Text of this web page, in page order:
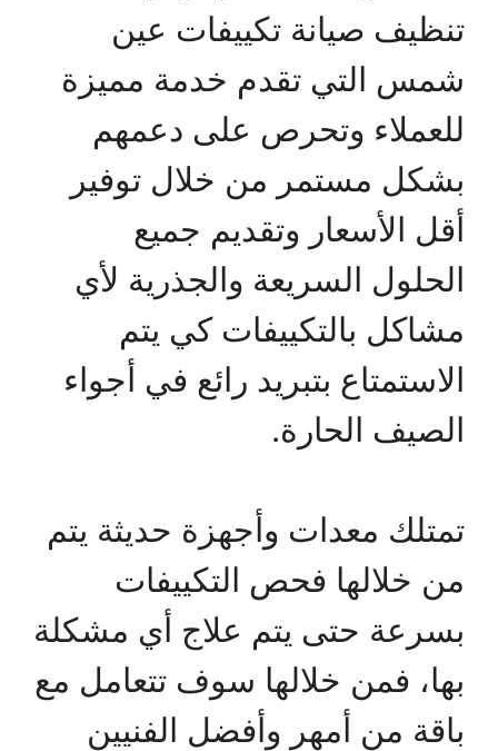
تنظيف صيانة تكييفات عين
شمس التي تقدم خدمة مميزة
للعملاء وتحرص على دعمهم
بشكل مستمر من خلال توفير
أقل الأسعار وتقديم جميع
الحلول السريعة والجذرية لأي
مشاكل بالتكييفات كي يتم
الاستمتاع بتبريد رائع في أجواء
الصيف الحارة.
تمتلك معدات وأجهزة حديثة يتم
من خلالها فحص التكييفات
بسرعة حتى يتم علاج أي مشكلة
بها، فمن خلالها سوف تتعامل مع
باقة من أمهر وأفضل الفنيين